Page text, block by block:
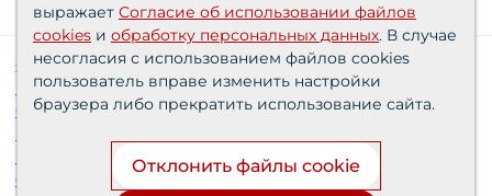
Сведения о реализуемых требованиях к защите
персональных данных АО «СЗ «Партнер‑Строй»»
Согласия пользователей
Политика персональных данных
Финансирование строительства при поддержке
выражает Согласие об использовании файлов
cookies и обработку персональных данных. В случае
несогласия с использованием файлов cookies
пользователь вправе изменить настройки
браузера либо прекратить использование сайта.
Отклонить файлы cookie